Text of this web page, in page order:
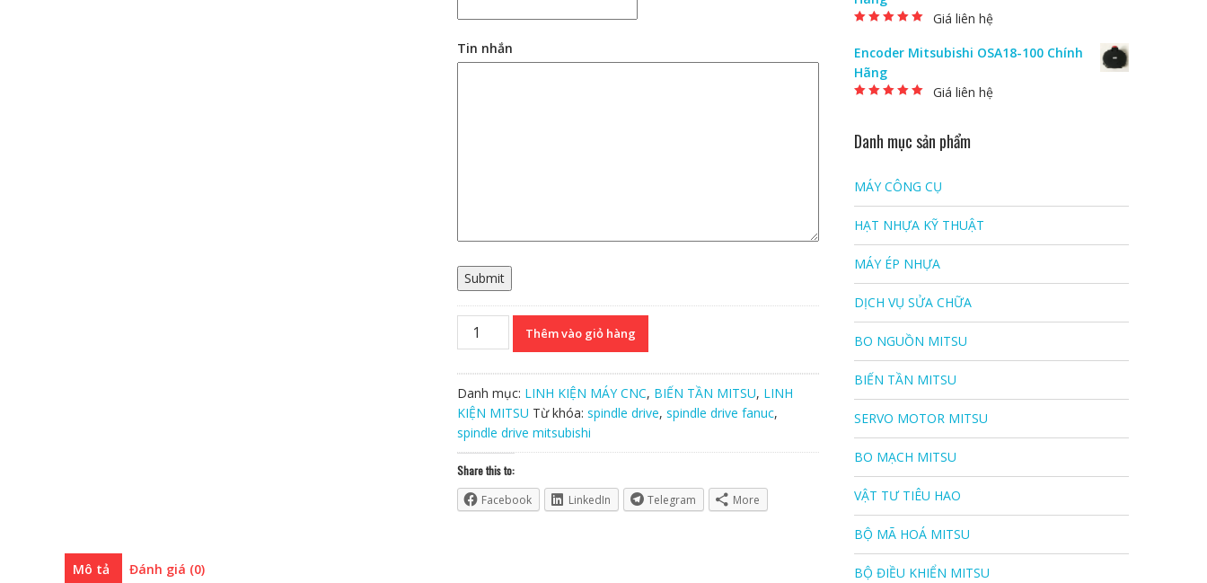
Tin nhắn
Submit
Spindle
drive
CH-
SPH-
260
Chính
số
Thêm vào giỏ hàng
Danh mục: LINH KIỆN MÁY CNC, BIẾN TẦN MITSU, LINH
KIỆN MITSU Từ khóa: spindle drive, spindle drive fanuc,
spindle drive mitsubishi
Share this to:
Facebook
LinkedIn Telegram More
Mô tả Đánh giá (0)
Giá liên hệ
Encoder Mitsubishi OSA18-100 Chính
Hãng
Giá liên hệ
Danh mục sản phẩm
MÁY CÔNG CỤ
HẠT NHỰA KỸ THUẬT
MÁY ÉP NHỰA
DỊCH VỤ SỬA CHỮA
BO NGUỒN MITSU
BIẾN TẦN MITSU
SERVO MOTOR MITSU
BO MẠCH MITSU
VẬT TƯ TIÊU HAO
BỘ MÃ HOÁ MITSU
BỘ ĐIỀU KHIỂN MITSU